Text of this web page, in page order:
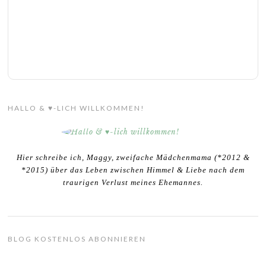
HALLO & ♥-LICH WILLKOMMEN!
Hier schreibe ich, Maggy, zweifache Mädchenmama (*2012 &
*2015) über das Leben zwischen Himmel & Liebe nach dem
traurigen Verlust meines Ehemannes.
BLOG KOSTENLOS ABONNIEREN